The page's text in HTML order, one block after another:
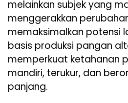
melainkan subjek yang
menggerakkan
memaksimalkan potensi
basis produksi pangan
memperkuat ketahanan
mandiri, terukur, dan
panjang.